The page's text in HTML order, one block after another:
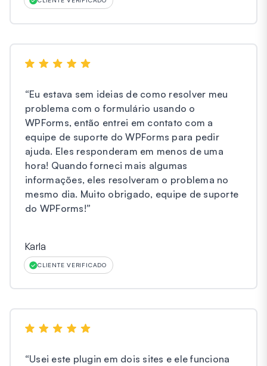
“Eu estava sem ideias de como resolver meu
problema com o formulário usando o
WPForms, então entrei em contato com a
equipe de suporte do WPForms para pedir
ajuda. Eles responderam em menos de uma
hora! Quando forneci mais algumas
informações, eles resolveram o problema no
mesmo dia. Muito obrigado, equipe de suporte
do WPForms!”
Karla
CLIENTE VERIFICADO
“Usei este plugin em dois sites e ele funciona